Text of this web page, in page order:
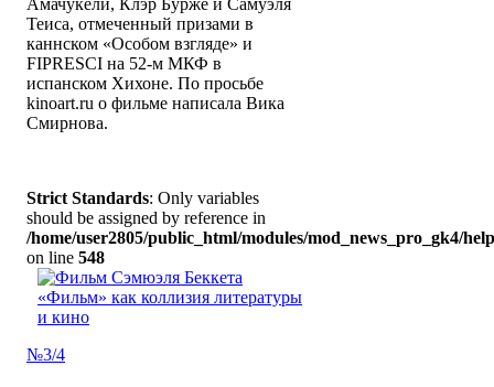
Амачукели, Клэр Бурже и Самуэля
Теиса, отмеченный призами в
каннском «Особом взгляде» и
FIPRESCI на 52-м МКФ в
испанском Хихоне. По просьбе
kinoart.ru о фильме написала Вика
Смирнова.
Strict Standards: Only variables
should be assigned by reference in
/home/user2805/public_html/modules/mod_news_pro_gk4/
on line 548
№3/4